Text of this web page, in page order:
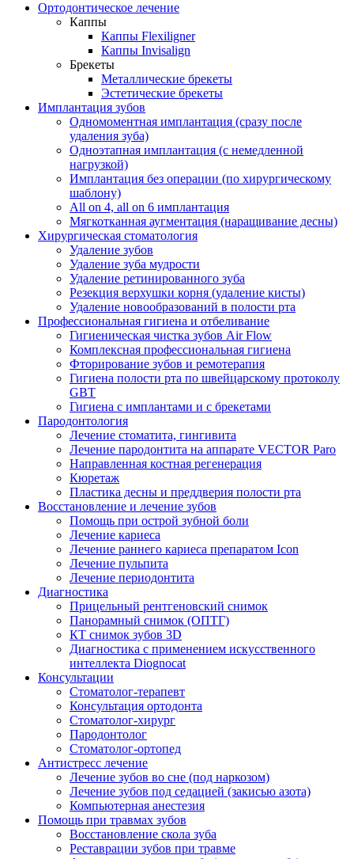
Ортодонтическое лечение
Каппы
Каппы Flexiligner
Каппы Invisalign
Брекеты
Металлические брекеты
Эстетические брекеты
Имплантация зубов
Одномоментная имплантация (сразу после
удаления зуба)
Одноэтапная имплантация (с немедленной
нагрузкой)
Имплантация без операции (по хирургическому
шаблону)
All on 4, all on 6 имплантация
Мягкотканная аугментация (наращивание десны)
Хирургическая стоматология
Удаление зубов
Удаление зуба мудрости
Удаление ретинированного зуба
Резекция верхушки корня (удаление кисты)
Удаление новообразований в полости рта
Профессиональная гигиена и отбеливание
Гигиеническая чистка зубов Air Flow
Комплексная профессиональная гигиена
Фторирование зубов и ремотерапия
Гигиена полости рта по швейцарскому протоколу
GBT
Гигиена с имплантами и с брекетами
Пародонтология
Лечение стоматита, гингивита
Лечение пародонтита на аппарате VECTOR Paro
Направленная костная регенерация
Кюретаж
Пластика десны и преддверия полости рта
Восстановление и лечение зубов
Помощь при острой зубной боли
Лечение кариеса
Лечение раннего кариеса препаратом Icon
Лечение пульпита
Лечение периодонтита
Диагностика
Прицельный рентгеновский снимок
Панорамный снимок (ОПТГ)
КТ снимок зубов 3D
Диагностика с применением искусственного
интеллекта Diognocat
Консультации
Стоматолог-терапевт
Консультация ортодонта
Стоматолог-хирург
Пародонтолог
Стоматолог-ортопед
Антистресс лечение
Лечение зубов во сне (под наркозом)
Лечение зубов под седацией (закисью азота)
Компьютерная анестезия
Помощь при травмах зубов
Восстановление скола зуба
Реставрации зубов при травме